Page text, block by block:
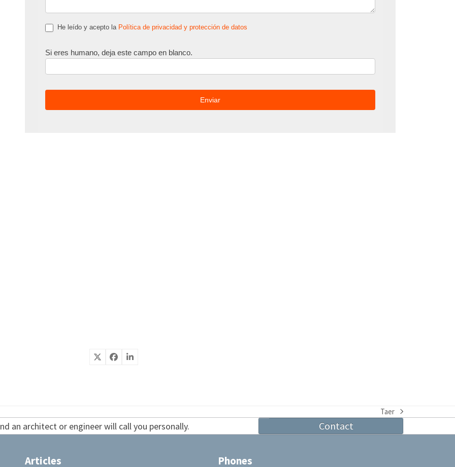
He leído y acepto la Política de privacidad y protección de datos
Si eres humano, deja este campo en blanco.
next
Taer
an architect or engineer will call you personally. Contact
Articles Phones